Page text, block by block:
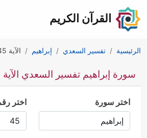
القرآن الكريم
الرئيسية تفسير السعدي إبراهيم الآية 45
سورة إبراهيم تفسير السعدي الآية 45
اختر سورة اختر